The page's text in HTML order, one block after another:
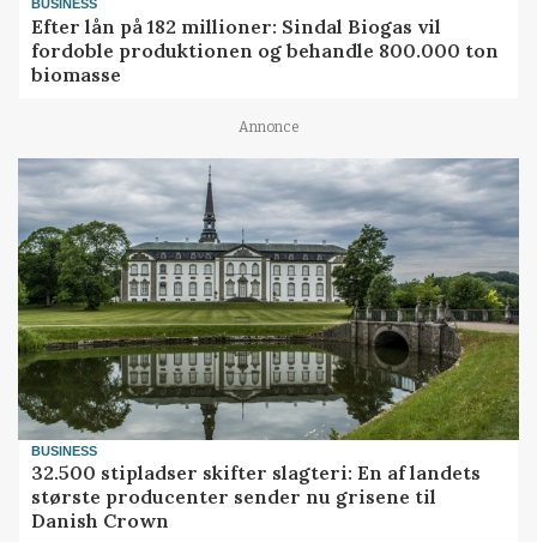
BUSINESS
Efter lån på 182 millioner: Sindal Biogas vil
fordoble produktionen og behandle 800.000 ton
biomasse
Annonce
BUSINESS
32.500 stipladser skifter slagteri: En af landets
største producenter sender nu grisene til
Danish Crown